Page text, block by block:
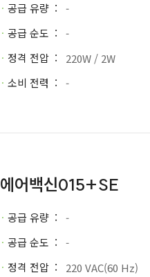
· 공급 유량 -
· 공급 순도 -
· 정격 전압 220W / 2W
· 소비 전력 -
에어백신015+SE
· 공급 유량 -
· 공급 순도 -
· 정격 전압 220 VAC(60 Hz)